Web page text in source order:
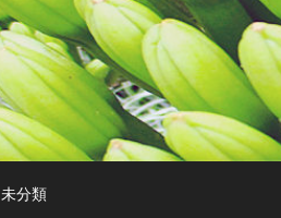
未分類